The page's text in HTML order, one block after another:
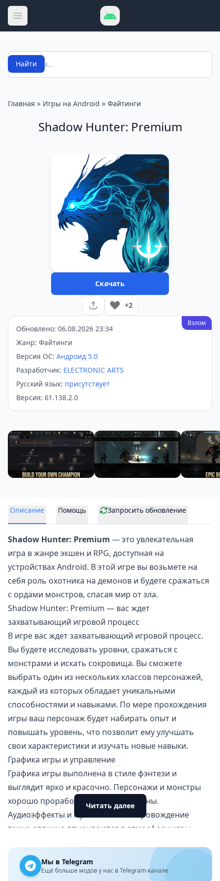
Открыть меню
Поиск
Найти
Главная » Игры на Android » Файтинги
Shadow Hunter: Premium
Скачать
+2
Взлом
Обновлено: 06.08.2026 23:34
Жанр: Файтинги
Версия ОС: Андроид 5.0
Разработчик: ELECTRONIC ARTS
Русский язык: присутствует
Версия: 61.138.2.0
Описание Помощь Запросить обновление
Shadow Hunter: Premium — это увлекательная
игра в жанреэкшен и RPG, доступная на
устройствах Android. В этой игре вы возьмете на
себя роль охотника на демонов и будете сражаться
с ордами монстров, спасая мир от зла.
Shadow Hunter: Premium — вас ждет
захватывающий игровой процесс
В игре вас ждет захватывающий игровой процесс.
Вы будете исследовать уровни, сражаться с
монстрами и искать сокровища. Вы сможете
выбрать один из нескольких классов персонажей,
каждый из которых обладает уникальными
способностями и навыками. По мере прохождения
игры ваш персонаж будет набирать опыт и
повышать уровень, что позволит ему улучшать
свои характеристики и изучать новые навыки.
Графика игры и управление
Графика игры выполнена в стиле фэнтези и
выглядит ярко и красочно. Персонажи и монстры
хорошо проработаны и анимированы.
Аудиоэффекты и музыкальное сопровождение
также отлично вписываются в атмосферу игры.
виртуального джойстика и кнопок на экране. Оно
интуитивно понятно и просто в освоении, поэтому
Читать далее
Мы в Telegram
Ещё больше модов у нас в Telegram-канале